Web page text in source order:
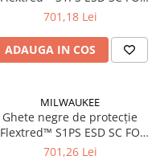
SR39, mărimea 39/6,
701,18 Lei
ADAUGA IN COS
MILWAUKEE
Ghete negre de protecție
Flextred™ S1PS ESD SC FO
SR45, mărimea 45/10.5,
701,26 Lei